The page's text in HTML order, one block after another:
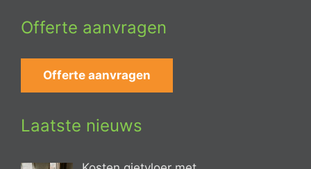
Offerte aanvragen
Offerte aanvragen
Laatste nieuws